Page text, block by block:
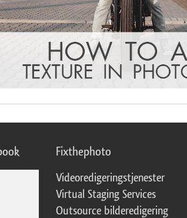
Fixthephoto
Videoredigeringstjenester
Virtual Staging Services
Outsource bilderedigering